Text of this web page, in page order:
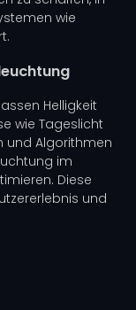
wie
Helligkeit
wie Tageslicht
und Algorithmen
im
Diese
und